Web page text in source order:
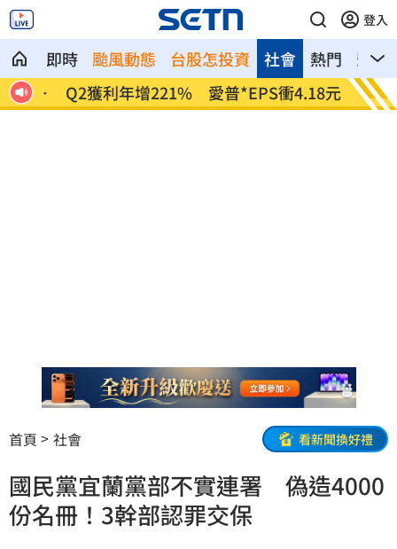
登入
即時 颱風動態 台股怎投資 熱門 影音
社會
報
Q2獲利年增221% 愛普*EPS衝4.18元！ 宏福
首頁 社會 看新聞換好禮
國民黨宜蘭黨部不實連署 偽造4000
份名冊！3幹部認罪交保